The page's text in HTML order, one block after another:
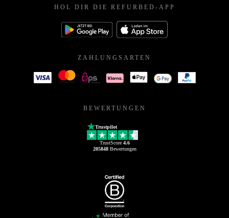
HOL DIR DIE REFURBED-APP
ZAHLUNGSARTEN
BEWERTUNGEN
Trustpilot
TrustScore 4.6
205848Bewertungen